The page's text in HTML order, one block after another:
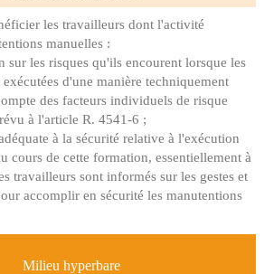
les travailleurs dont l'activité
manuelles :
sur les risques qu'ils encourent lorsque les
d'une manière techniquement
des facteurs individuels de risque
à l'article R. 4541-6 ;
à la sécurité relative à l'exécution
cours de cette formation, essentiellement à
travailleurs sont informés sur les gestes et
accomplir en sécurité les manutentions
Milieu hyperbare